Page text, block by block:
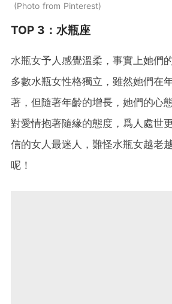
Photo from Pinterest
TOP 3：水瓶座
水瓶女予人感覺溫柔，事實上她們
多數水瓶女性格獨立，雖然她們在
著，但隨著年齡的增長，她們的心
對愛情抱著隨緣的態度，爲人處世
信的女人最迷人，難怪水瓶女越老
呢！